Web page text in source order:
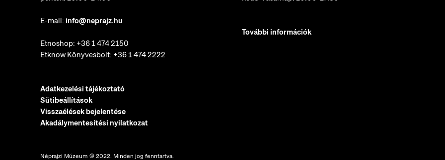
E-mail: info@neprajz.hu
Etnoshop: +36 1 474 2150
Etknow Könyvesbolt: +36 1 474 2222
Adatkezelési tájékoztató
Sütibeállítások
Visszaélések bejelentése
Akadálymentesítési nyilatkozat
További információk
Néprajzi Múzeum © 2022. Minden jog fenntartva.